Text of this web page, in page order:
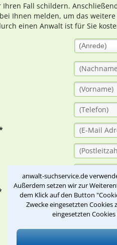
anwalt-suchservice.de
Außerdem setzen wir zur
dem Klick auf den Button
Zwecke eingesetzten
eingesetzten
Ihren Fall schildern.
Ihnen melden, um das
einen Anwalt ist für Sie
(Anrede)